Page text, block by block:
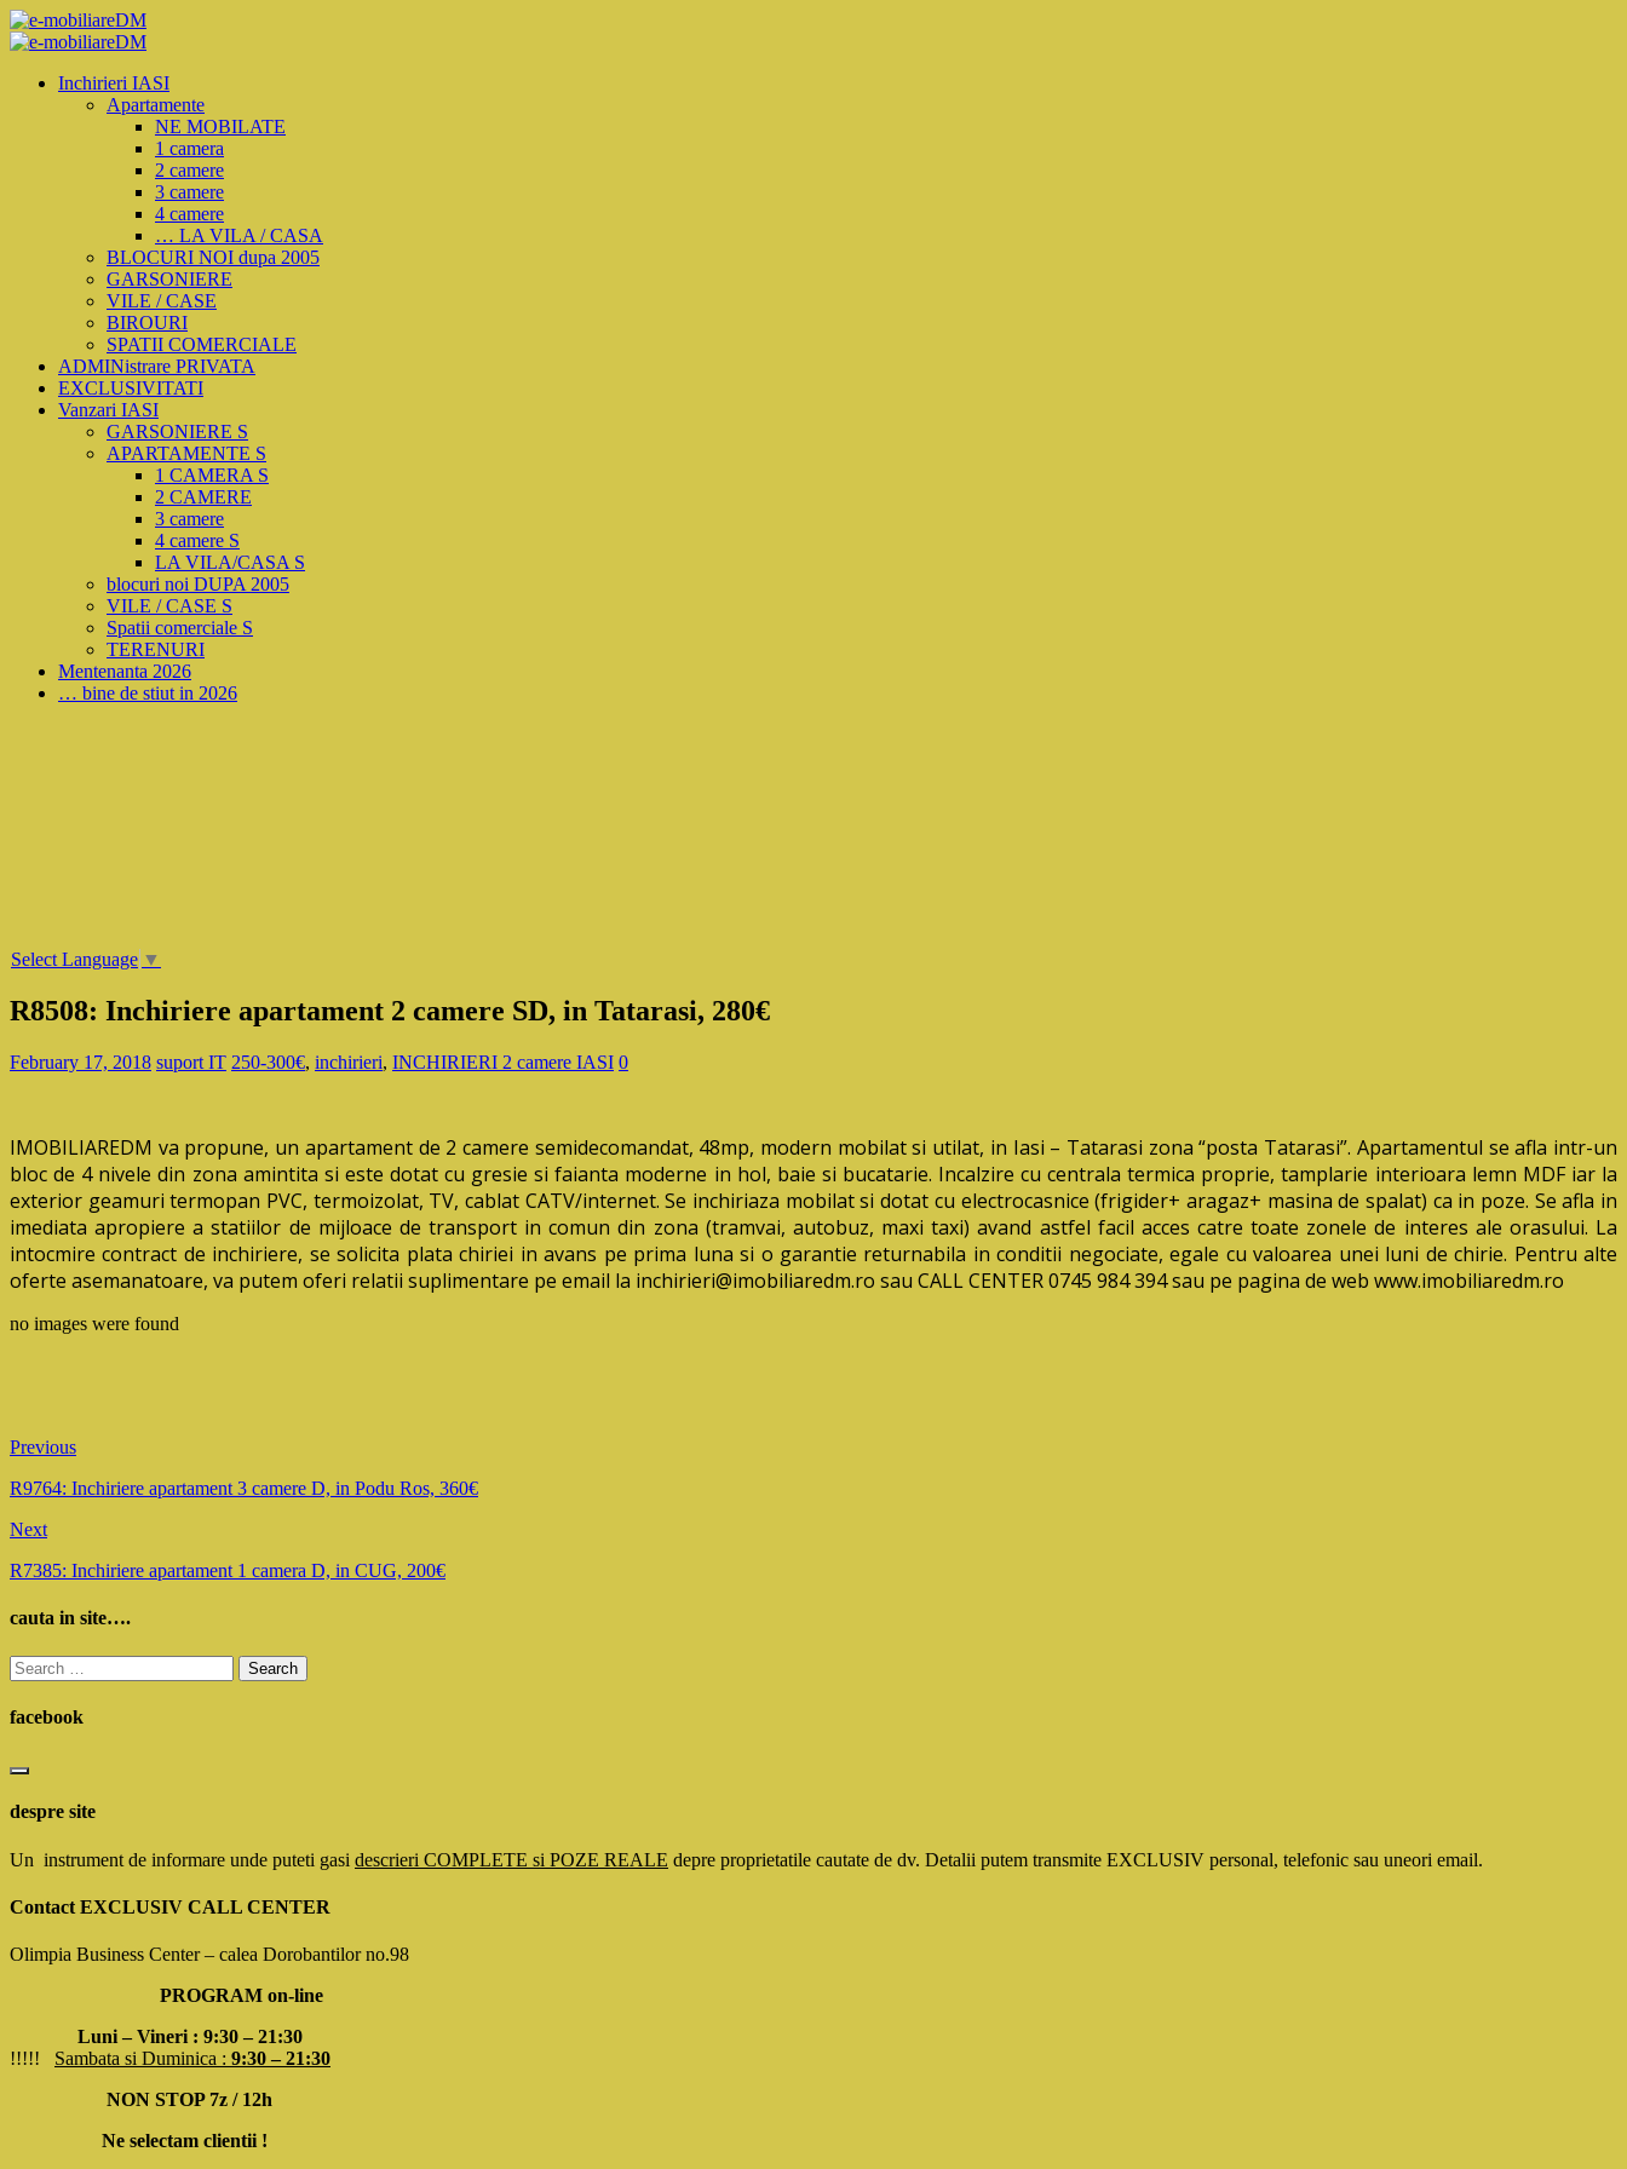
Inchirieri IASI
Apartamente
NE MOBILATE
1 camera
2 camere
3 camere
4 camere
… LA VILA / CASA
BLOCURI NOI dupa 2005
GARSONIERE
VILE / CASE
BIROURI
SPATII COMERCIALE
ADMINistrare PRIVATA
EXCLUSIVITATI
Vanzari IASI
GARSONIERE S
APARTAMENTE S
1 CAMERA S
2 CAMERE
3 camere
4 camere S
LA VILA/CASA S
blocuri noi DUPA 2005
VILE / CASE S
Spatii comerciale S
TERENURI
Mentenanta 2026
… bine de stiut in 2026
Select Language ▼
R8508: Inchiriere apartament 2 camere SD, in Tatarasi, 280€
February 17, 2018 suport IT 250-300€, inchirieri, INCHIRIERI 2 camere IASI 0
IMOBILIAREDM va propune, un apartament de 2 camere semidecomandat, 48mp, modern mobilat si utilat, in Iasi – Tatarasi zona “posta Tatarasi”. Apartamentul se afla intr-un
bloc de 4 nivele din zona amintita si este dotat cu gresie si faianta moderne in hol, baie si bucatarie. Incalzire cu centrala termica proprie, tamplarie interioara lemn MDF iar la
exterior geamuri termopan PVC, termoizolat, TV, cablat CATV/internet. Se inchiriaza mobilat si dotat cu electrocasnice (frigider+ aragaz+ masina de spalat) ca in poze. Se afla in
imediata apropiere a statiilor de mijloace de transport in comun din zona (tramvai, autobuz, maxi taxi) avand astfel facil acces catre toate zonele de interes ale orasului. La
intocmire contract de inchiriere, se solicita plata chiriei in avans pe prima luna si o garantie returnabila in conditii negociate, egale cu valoarea unei luni de chirie. Pentru alte
oferte asemanatoare, va putem oferi relatii suplimentare pe email la inchirieri@imobiliaredm.ro sau CALL CENTER 0745 984 394 sau pe pagina de web www.imobiliaredm.ro
no images were found
Previous
R9764: Inchiriere apartament 3 camere D, in Podu Ros, 360€
Next
R7385: Inchiriere apartament 1 camera D, in CUG, 200€
cauta in site….
Search
for:
facebook
despre site
Un instrument de informare unde puteti gasi descrieri COMPLETE si POZE REALE depre proprietatile cautate de dv. Detalii putem transmite EXCLUSIV personal, telefonic sau uneori email.
Contact EXCLUSIV CALL CENTER
Olimpia Business Center – calea Dorobantilor no.98
PROGRAM on-line
Luni – Vineri : 9:30 – 21:30
!!!!! Sambata si Duminica : 9:30 – 21:30
NON STOP 7z / 12h
Ne selectam clientii !